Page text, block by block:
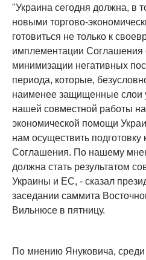
"Украина сегодня должна, в
новыми торгово-
готовиться не только к
имплементации Соглашения
минимизации негативных
периода, которые,
наименее защищенные слои
нашей совместной работы
экономической помощи
нам осуществить
Соглашения. По нашему
должна стать результатом
Украины и ЕС, - сказал
заседании саммита
Вильнюсе в пятницу.
По мнению Януковича,